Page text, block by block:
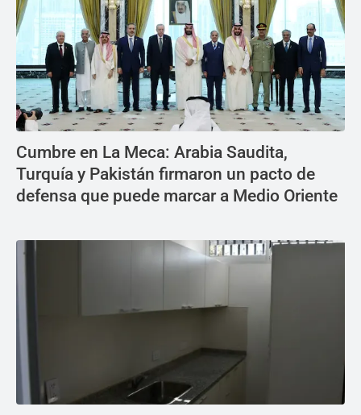
Cumbre en La Meca: Arabia Saudita,
Turquía y Pakistán firmaron un pacto de
defensa que puede marcar a Medio Oriente